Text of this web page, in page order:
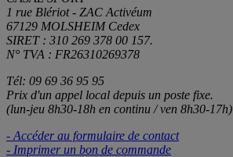
1 rue Blériot - ZAC Activéum
67129 MOLSHEIM Cedex
SIRET : 310 269 378 00 157.
N° TVA : FR26310269378
Tél: 09 69 36 95 95
Prix d'un appel local depuis un poste fixe.
(lun-jeu 8h30-18h en continu / ven 8h30-17h)
- Accéder au formulaire de contact
- Imprimer un bon de commande